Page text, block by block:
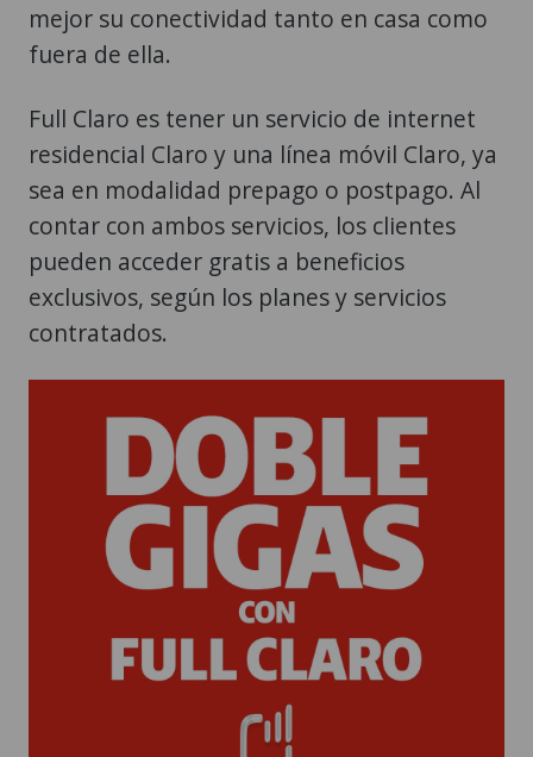
mejor su conectividad tanto en casa como
fuera de ella.
Full Claro es tener un servicio de internet
residencial Claro y una línea móvil Claro, ya
sea en modalidad prepago o postpago. Al
contar con ambos servicios, los clientes
pueden acceder gratis a beneficios
exclusivos, según los planes y servicios
contratados.